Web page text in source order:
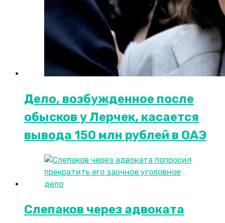
Дело, возбужденное после
обысков у Лерчек, касается
вывода 150 млн рублей в ОАЭ
Слепаков через адвоката